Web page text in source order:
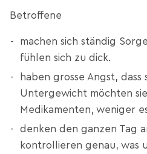
Betroffene
machen sich ständig
fühlen sich zu dick.
haben grosse Angst, dass
Untergewicht möchten
Medikamenten, weniger
denken den ganzen Tag
kontrollieren genau, was